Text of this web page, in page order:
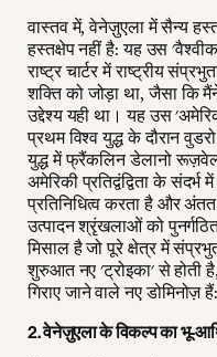
वास्तव में, वेनेज़ुएला में सैन्य
हस्तक्षेप नहीं है: यह उस
राष्ट्र चार्टर में राष्ट्रीय
शक्ति को जोड़ा था, जैसा कि
उद्देश्य यही था। यह उस
प्रथम विश्व युद्ध के दौरान
युद्ध में फ्रैंकलिन डेलानो
अमेरिकी प्रतिद्वंद्विता के
प्रतिनिधित्व करता है और
उत्पादन श्रृंखलाओं को
मिसाल है जो पूरे क्षेत्र में
शुरुआत नए 'ट्रोइका' से होती है,
गिराए जाने वाले नए डोमिनोज़
2. वेनेज़ुएला के विकल्प का भू-